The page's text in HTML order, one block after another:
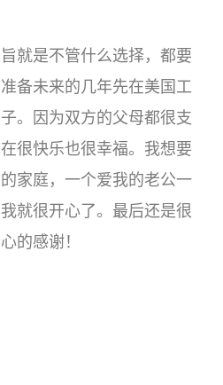
就是不管什么选择，都要
备未来的几年先在美国工
。因为双方的父母都很支
很快乐也很幸福。我想要
家庭，一个爱我的老公一
就很开心了。最后还是很
的感谢！